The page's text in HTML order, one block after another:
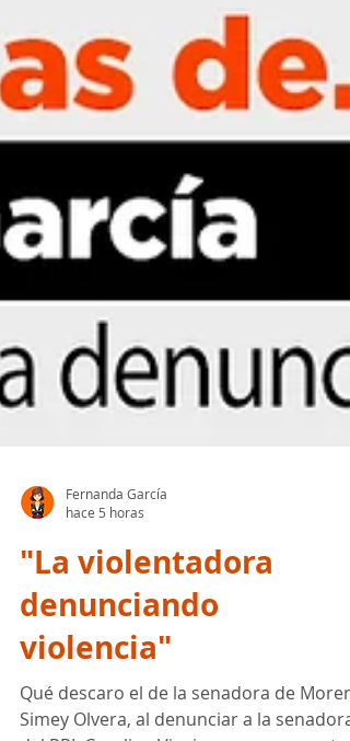
hace 5 horas
"La violentadora
denunciando
violencia"
Qué descaro el de la senadora de